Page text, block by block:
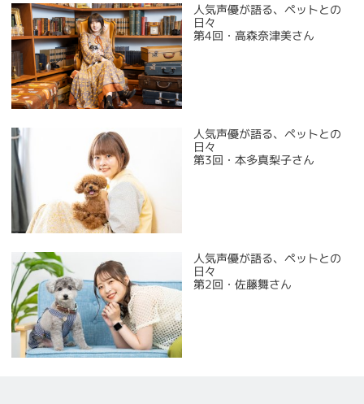
人気声優が語る、ペットとの
日々
第4回・高森奈津美さん
人気声優が語る、ペットとの
日々
第3回・本多真梨子さん
人気声優が語る、ペットとの
日々
第2回・佐藤舞さん